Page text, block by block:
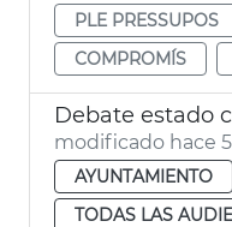
PLE PRESSUPOS
COMPROMÍS
Debate estado
modificado hace
AYUNTAMIENTO
TODAS LAS